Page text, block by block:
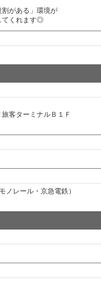
がある」環境が
てくれます◎
客ターミナルＢ１Ｆ
ノレール・京急電鉄）